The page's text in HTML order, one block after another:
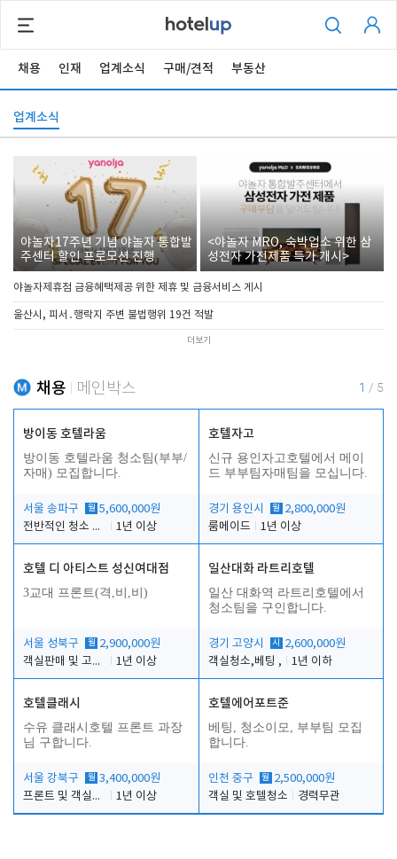
채용 인재 업계소식 구매/견적 부동산
업계소식
야놀자17주년 기념 야놀자 통합발
주센터 할인 프로모션 진행
<야놀자 MRO, 숙박업소 위한 삼
성전자 가전제품 특가 개시>
야놀자제휴점 금융혜택제공 위한 제휴 및 금융서비스 게시
울산시, 피서․행락지 주변 불법행위 19건 적발
더보기
채용 메인박스 1 / 5
방이동 호텔라움
방이동 호텔라움 청소팀(부부/
자매) 모집합니다.
서울 송파구 월 5,600,000원
전반적인 청소 업무(객실청소.객실정리)
1년 이상
호텔자고
신규 용인자고호텔에서 메이
드 부부팀자매팀을 모십니다.
경기 용인시 월 2,800,000원
룸메이드
1년 이상
호텔 디 아티스트 성신여대점
3교대 프론트(격,비,비)
서울 성북구 월 2,900,000원
객실판매 및 고객응대
1년 이상
일산대화 라트리호텔
일산 대화역 라트리호텔에서
청소팀을 구인합니다.
경기 고양시 시
2,600,000원
객실청소,베팅 ,
1년 이하
호텔클래시
수유 클래시호텔 프론트 과장
님 구합니다.
서울 강북구 월 3,400,000원
프론트 및 객실관리
1년 이상
호텔에어포트준
베팅, 청소이모, 부부팀 모집
합니다.
인천 중구 월 2,500,000원
객실 및 호텔청소
경력무관